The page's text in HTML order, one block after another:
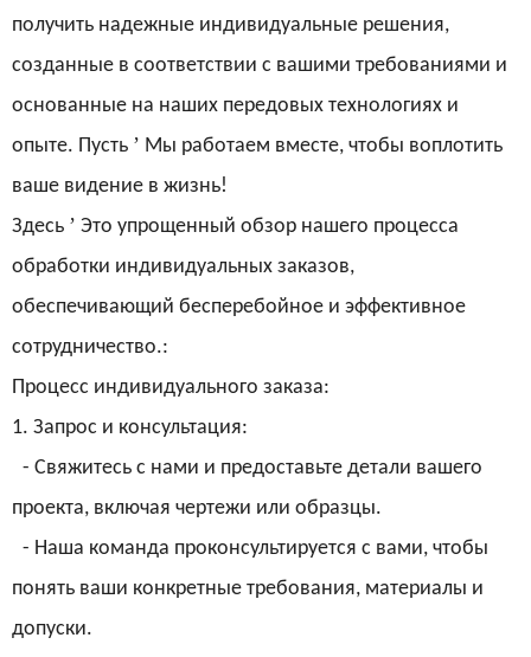
получить надежные индивидуальные решения,
созданные в соответствии с вашими требованиями и
основанные на наших передовых технологиях и
опыте. Пусть ’ Мы работаем вместе, чтобы воплотить
ваше видение в жизнь!
Здесь ’ Это упрощенный обзор нашего процесса
обработки индивидуальных заказов,
обеспечивающий бесперебойное и эффективное
сотрудничество.:
Процесс индивидуального заказа:
1. Запрос и консультация:
- Свяжитесь с нами и предоставьте детали вашего
проекта, включая чертежи или образцы.
- Наша команда проконсультируется с вами, чтобы
понять ваши конкретные требования, материалы и
допуски.